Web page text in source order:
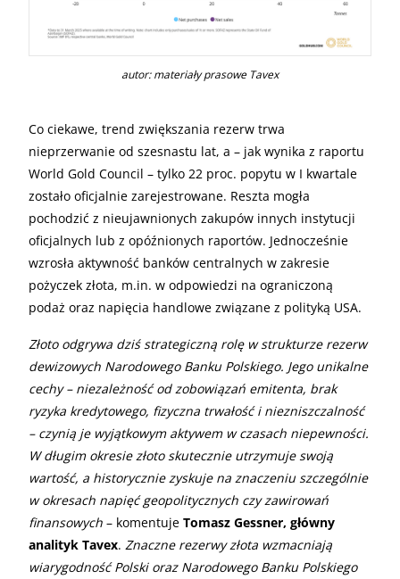
autor: materiały prasowe Tavex
Co ciekawe, trend zwiększania rezerw trwa
nieprzerwanie od szesnastu lat, a – jak wynika z raportu
World Gold Council – tylko 22 proc. popytu w I kwartale
zostało oficjalnie zarejestrowane. Reszta mogła
pochodzić z nieujawnionych zakupów innych instytucji
oficjalnych lub z opóźnionych raportów. Jednocześnie
wzrosła aktywność banków centralnych w zakresie
pożyczek złota, m.in. w odpowiedzi na ograniczoną
podaż oraz napięcia handlowe związane z polityką USA.
Złoto odgrywa dziś strategiczną rolę w strukturze rezerw
dewizowych Narodowego Banku Polskiego. Jego unikalne
cechy – niezależność od zobowiązań emitenta, brak
ryzyka kredytowego, fizyczna trwałość i niezniszczalność
– czynią je wyjątkowym aktywem w czasach niepewności.
W długim okresie złoto skutecznie utrzymuje swoją
wartość, a historycznie zyskuje na znaczeniu szczególnie
w okresach napięć geopolitycznych czy zawirowań
finansowych – komentuje Tomasz Gessner, główny
analityk Tavex. Znaczne rezerwy złota wzmacniają
wiarygodność Polski oraz Narodowego Banku Polskiego